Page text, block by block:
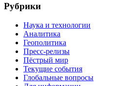
Рубрики
Наука и технологии
Аналитика
Геополитика
Пресс-релизы
Пёстрый мир
Текущие события
Глобальные вопросы